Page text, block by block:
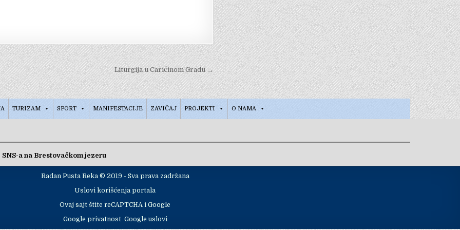
Liturgija u Caričinom Gradu →
TURIZAM SPORT MANIFESTACIJE ZAVIČAJ PROJEKTI O NAMA
a na Brestovačkom jezeru
Radan Pusta Reka © 2019 - Sva prava zadržana
Uslovi korišćenja portala
Ovaj sajt štite reCAPTCHA i Google
Google privatnost Google uslovi